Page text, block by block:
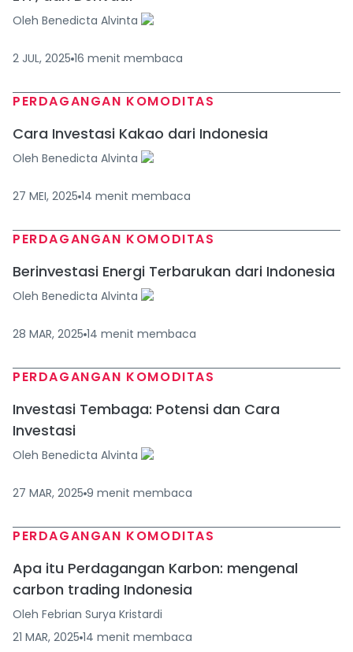
Oleh Benedicta Alvinta
2 JUL, 2025 16 menit membaca
PERDAGANGAN KOMODITAS
Cara Investasi Kakao dari Indonesia
Oleh Benedicta Alvinta
27 MEI, 2025 14 menit membaca
PERDAGANGAN KOMODITAS
Berinvestasi Energi Terbarukan dari Indonesia
Oleh Benedicta Alvinta
28 MAR, 2025 14 menit membaca
PERDAGANGAN KOMODITAS
Investasi Tembaga: Potensi dan Cara
Investasi
Oleh Benedicta Alvinta
27 MAR, 2025 9 menit membaca
PERDAGANGAN KOMODITAS
Apa itu Perdagangan Karbon: mengenal
carbon trading Indonesia
Oleh Febrian Surya Kristardi
21 MAR, 2025 14 menit membaca